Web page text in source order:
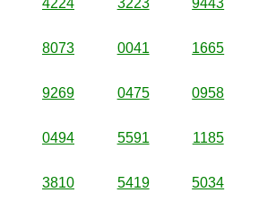
4224 3223 9443
8073 0041 1665
9269 0475 0958
0494 5591 1185
3810 5419 5034